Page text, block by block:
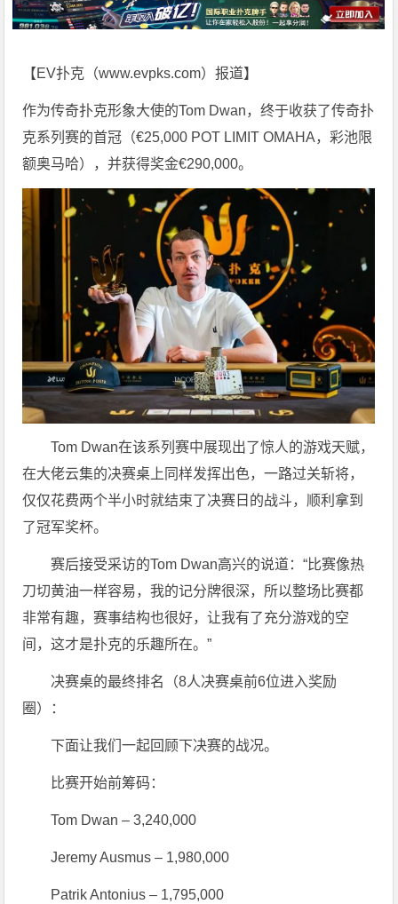
【EV扑克 （www.evpks.com）报道】
作为传奇扑克形象大使的Tom Dwan，终于收获了传奇扑
克系列赛的首冠（€25,000 POT LIMIT OMAHA，彩池限
额奥马哈），并获得奖金€290,000。
Tom Dwan在该系列赛中展现出了惊人的游戏天赋，
在大佬云集的决赛桌上同样发挥出色，一路过关斩将，
仅仅花费两个半小时就结束了决赛日的战斗，顺利拿到
了冠军奖杯。
赛后接受采访的Tom Dwan高兴的说道：“比赛像热
刀切黄油一样容易，我的记分牌很深，所以整场比赛都
非常有趣，赛事结构也很好，让我有了充分游戏的空
间，这才是扑克的乐趣所在。”
决赛桌的最终排名（8人决赛桌前6位进入奖励
圈）：
下面让我们一起回顾下决赛的战况。
比赛开始前筹码：
Tom Dwan – 3,240,000
Jeremy Ausmus – 1,980,000
Patrik Antonius – 1,795,000